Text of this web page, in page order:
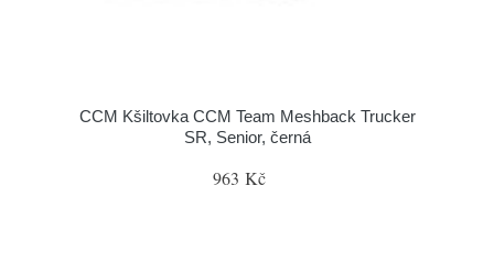
CCM Kšiltovka CCM Team Meshback Trucker
SR, Senior, černá
963 Kč